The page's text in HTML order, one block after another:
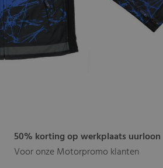
50% korting op werkplaats uurloon
Voor onze Motorpromo klanten